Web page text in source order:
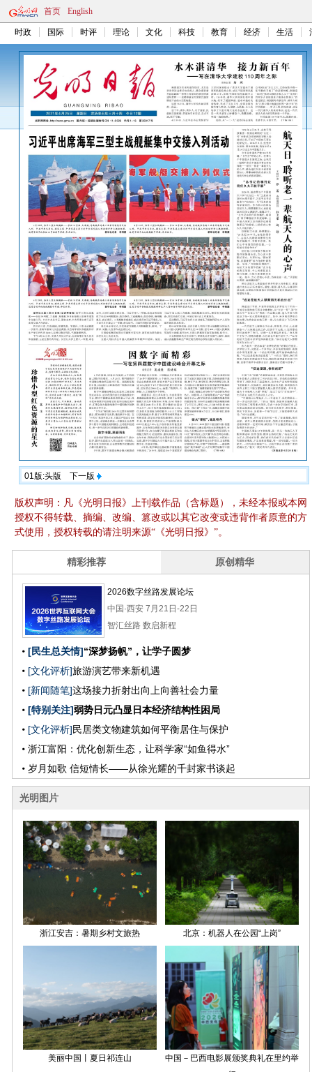
首页 English
时政 国际 时评 理论 文化 科技 教育 经济 生活
01版:头版 下一版
版权声明：凡《光明日报》上刊载作品（含标题），未经本报或本网
授权不得转载、摘编、改编、篡改或以其它改变或违背作者原意的方
式使用，授权转载的请注明来源“《光明日报》”。